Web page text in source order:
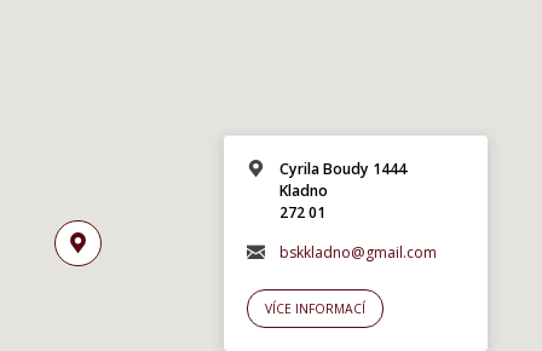
Cyrila Boudy 1444
Kladno
272 01
bskkladno@gmail.com
VÍCE INFORMACÍ